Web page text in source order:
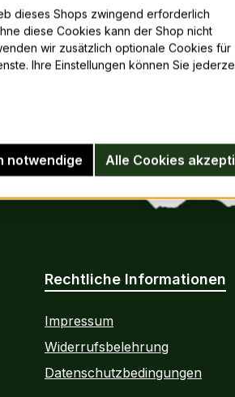
Rechtliche Informationen
Impressum
Widerrufsbelehrung
Datenschutzbedingungen
dieses Shops zwingend erforderlich
diese Cookies kann der Shop nicht
wir zusätzlich optionale Cookies für
Ihre Einstellungen können Sie
notwendige Alle Cookies